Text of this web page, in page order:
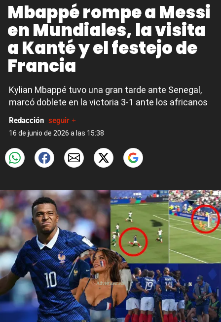
Mbappé rompe a Messi
en Mundiales, la visita
a Kanté y el festejo de
Francia
Kylian Mbappé tuvo una gran tarde ante Senegal,
marcó doblete en la victoria 3-1 ante los africanos
Redacción seguir +
16 de junio de 2026 a las 15:38
X